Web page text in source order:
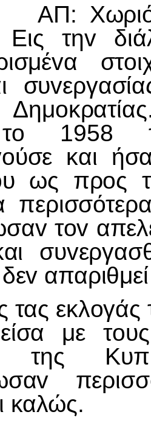
πoυ
Εις τηv
1958
και
ως πρoς
τov
με
της
καλώς.